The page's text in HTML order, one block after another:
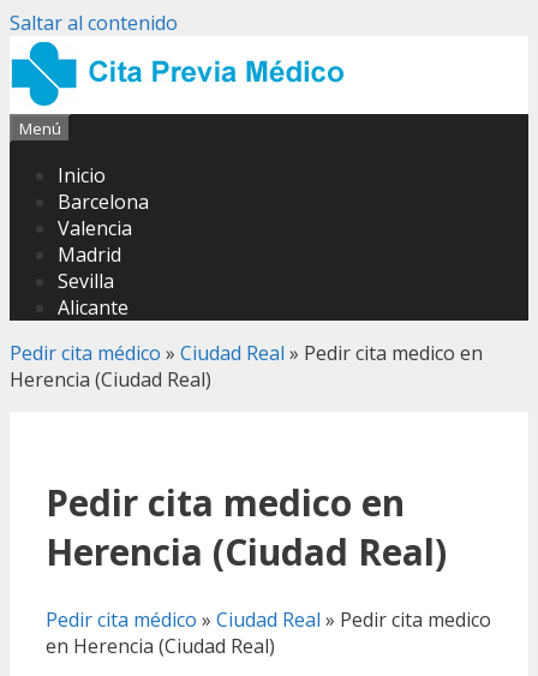
Saltar al contenido
Menú
Inicio
Barcelona
Valencia
Madrid
Sevilla
Alicante
Pedir cita médico » Ciudad Real » Pedir cita medico en
Herencia (Ciudad Real)
Pedir cita medico en
Herencia (Ciudad Real)
Pedir cita médico » Ciudad Real » Pedir cita medico
en Herencia (Ciudad Real)